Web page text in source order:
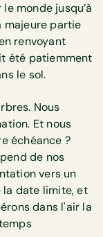
monde jusqu’à
majeure partie
renvoyant
été patiemment
le sol.
Nous
Et nous
échéance ?
de nos
vers un
la date limite, et
dans l'air la